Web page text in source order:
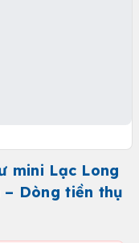
mini Lạc Long
Dòng tiền thụ